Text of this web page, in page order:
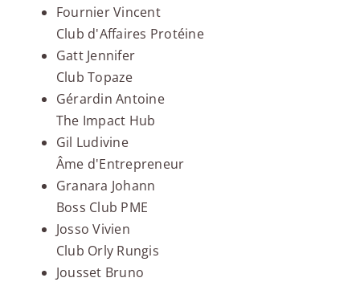
Fournier Vincent
Club d'Affaires Protéine
Gatt Jennifer
Club Topaze
Gérardin Antoine
The Impact Hub
Gil Ludivine
Âme d'Entrepreneur
Granara Johann
Boss Club PME
Josso Vivien
Club Orly Rungis
Jousset Bruno